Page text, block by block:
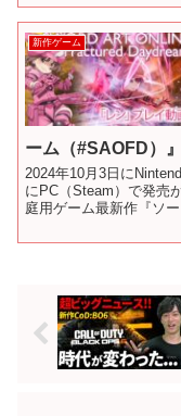
新作ゲーム
ーム（#SAOFD）』
2024年10月3日に
にPC（Steam）で発売
庭用ゲーム最新作『ソ